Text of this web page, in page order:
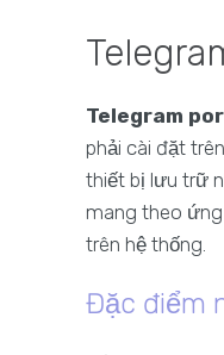
Telegram
phải cài đặt
thiết bị lưu trữ
mang theo
trên hệ thống.
Đặc điểm